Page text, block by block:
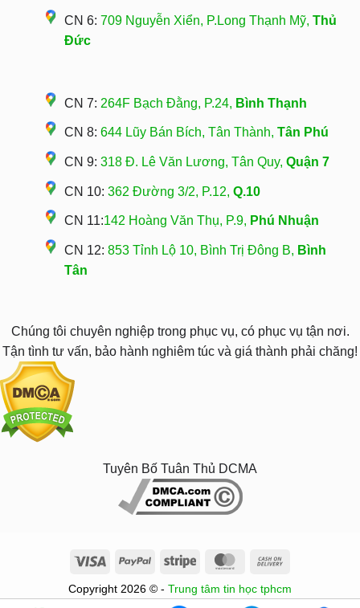
CN 6: 709 Nguyễn Xiển, P.Long Thạnh Mỹ, Thủ
Đức
CN 7: 264F Bạch Đằng, P.24, Bình Thạnh
CN 8: 644 Lũy Bán Bích, Tân Thành, Tân Phú
CN 9: 318 Đ. Lê Văn Lương, Tân Quy, Quận 7
CN 10: 362 Đường 3/2, P.12, Q.10
CN 11:142 Hoàng Văn Thụ, P.9, Phú Nhuận
CN 12: 853 Tỉnh Lộ 10, Bình Trị Đông B, Bình
Tân
Chúng tôi chuyên nghiệp trong phục vụ, có phục vụ tận nơi.
Tận tình tư vấn, bảo hành nghiêm túc và giá thành phải chăng!
Tuyên Bố Tuân Thủ DCMA
Visa PayPal Stripe MasterCard
Delivery
Copyright 2026 © - Trung tâm tin học tphcm